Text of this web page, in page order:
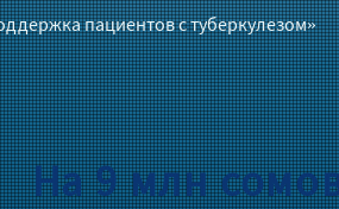
пациентов с туберкулезом»
На 9 млн